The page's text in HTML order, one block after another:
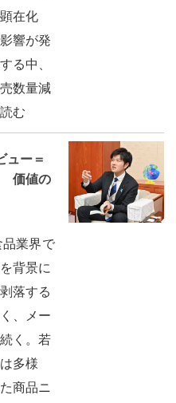
在化
響が発
る中、
数量減
む
ュー＝
価値の
業界で
背景に
落する
、メー
く。若
多様
商品ニ